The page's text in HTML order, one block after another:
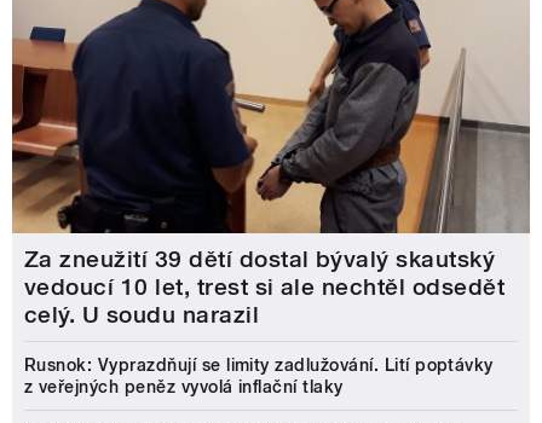
Za zneužití 39 dětí dostal bývalý skautský
vedoucí 10 let, trest si ale nechtěl odsedět
celý. U soudu narazil
Rusnok: Vyprazdňují se limity zadlužování. Lití poptávky
z veřejných peněz vyvolá inflační tlaky